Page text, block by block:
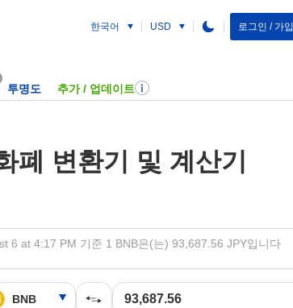
한국어 USD 로그인 / 가
투명도 추가 / 업데이트
폐 변환기 및 계산기
6 at 4:17 PM 기준 1 BNB은(는) 93,687.56 JPY입니다